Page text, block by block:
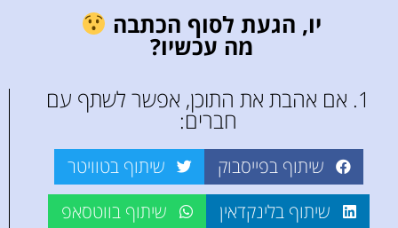
יו, הגעת לסוף הכתבה
מה עכשיו?
1. אם אהבת את התוכן, אפשר לשתף עם
חברים:
שיתוף בפייסבוק
שיתוף בטוויטר
שיתוף בלינקדאין
שיתוף בווטסאפ